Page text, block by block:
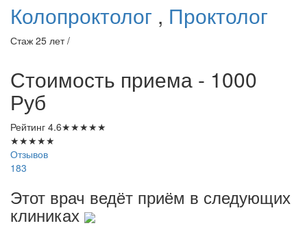
Колопроктолог , Проктолог
Стаж 25 лет /
Стоимость приема - 1000
Руб
Рейтинг 4.6★★★★★
★★★★★
Отзывов
183
Этот врач ведёт приём в следующих
клиниках